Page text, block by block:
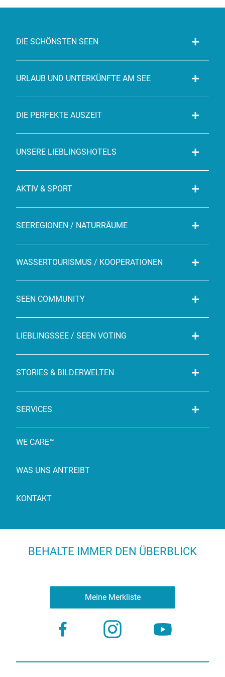
DIE SCHÖNSTEN SEEN
URLAUB UND UNTERKÜNFTE AM SEE
DIE PERFEKTE AUSZEIT
UNSERE LIEBLINGSHOTELS
AKTIV & SPORT
SEEREGIONEN / NATURRÄUME
WASSERTOURISMUS / KOOPERATIONEN
SEEN COMMUNITY
LIEBLINGSSEE / SEEN VOTING
STORIES & BILDERWELTEN
SERVICES
WE CARE™
WAS UNS ANTREIBT
KONTAKT
BEHALTE IMMER DEN ÜBERBLICK
Meine Merkliste